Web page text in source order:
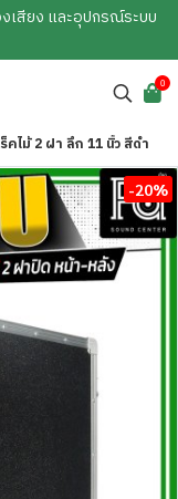
เสียง และอุปกรณ์ระบบ
0
คไม้ 2 ฝา ลึก 11 นิ้ว สีดำ
-20%